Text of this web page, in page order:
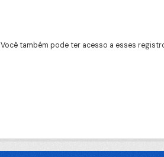
Você também pode ter acesso a esses